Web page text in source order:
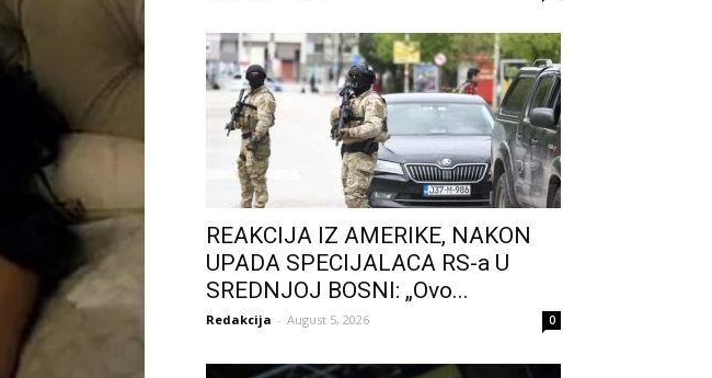
REAKCIJA IZ AMERIKE, NAKON
UPADA SPECIJALACA RS-a U
SREDNJOJ BOSNI: „Ovo...
Redakcija - August 5, 2026 0